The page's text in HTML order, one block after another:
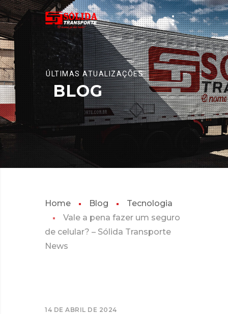
ÚLTIMAS ATUALIZAÇÕES
BLOG
Home Blog
Tecnologia
Vale a pena fazer um seguro
de celular? – Sólida Transporte
News
14 DE ABRIL DE 2024